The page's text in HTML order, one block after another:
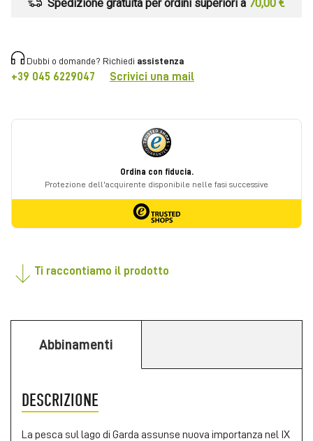
Spedizione gratuita per ordini superiori a 70,00 €
Dubbi o domande? Richiedi assistenza
+39 045 6229047 Scrivici una mail
Ti raccontiamo il prodotto
Abbinamenti
DESCRIZIONE
La pesca sul lago di Garda assunse nuova importanza nel IX